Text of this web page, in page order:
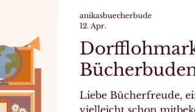
Liebe Bücherfreude,
vielleicht schon
anikasbuecherbude
12. Apr.